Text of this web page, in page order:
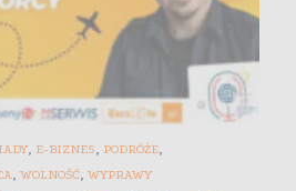
, E-BIZNES, PODRÓŻE,
, WOLNOŚĆ, WYPRAWY